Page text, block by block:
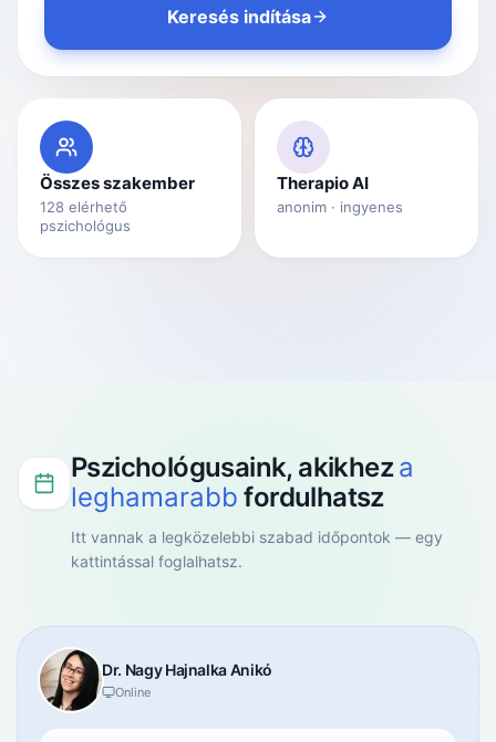
Keresés indítása
Összes szakember
128 elérhető
pszichológus
Therapio AI
anonim · ingyenes
Pszichológusaink, akikheza
leghamarabb fordulhatsz
Itt vannak a legközelebbi szabad időpontok — egy
kattintással foglalhatsz.
Dr. Nagy Hajnalka Anikó
Online